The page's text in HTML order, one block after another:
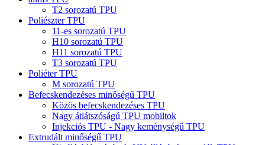
T2 sorozatú TPU
Poliészter TPU
11-es sorozatú TPU
H10 sorozatú TPU
H11 sorozatú TPU
T3 sorozatú TPU
Poliéter TPU
M sorozatú TPU
Befecskendezéses minőségű TPU
Közös befecskendezéses TPU
Nagy átlátszóságú TPU mobiltok
Injekciós TPU - Nagy keménységű TPU
Extrudált minőségű TPU